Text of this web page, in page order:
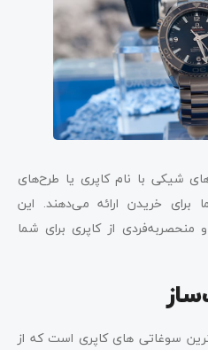
شیکی با نام کاپری یا طرح‌های
برای خریدن ارائه می‌دهند. این
از کاپری برای شما
سوغاتی‌ های کاپری است که از